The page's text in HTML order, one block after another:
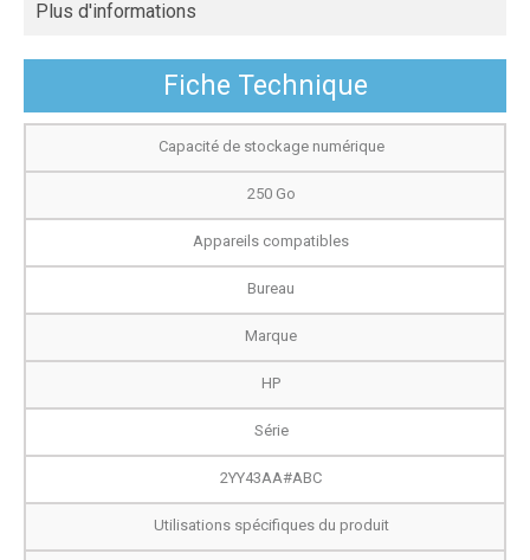
Plus d'informations
Fiche Technique
Capacité de stockage numérique
250 Go
Appareils compatibles
Bureau
Marque
HP
Série
2YY43AA#ABC
Utilisations spécifiques du produit